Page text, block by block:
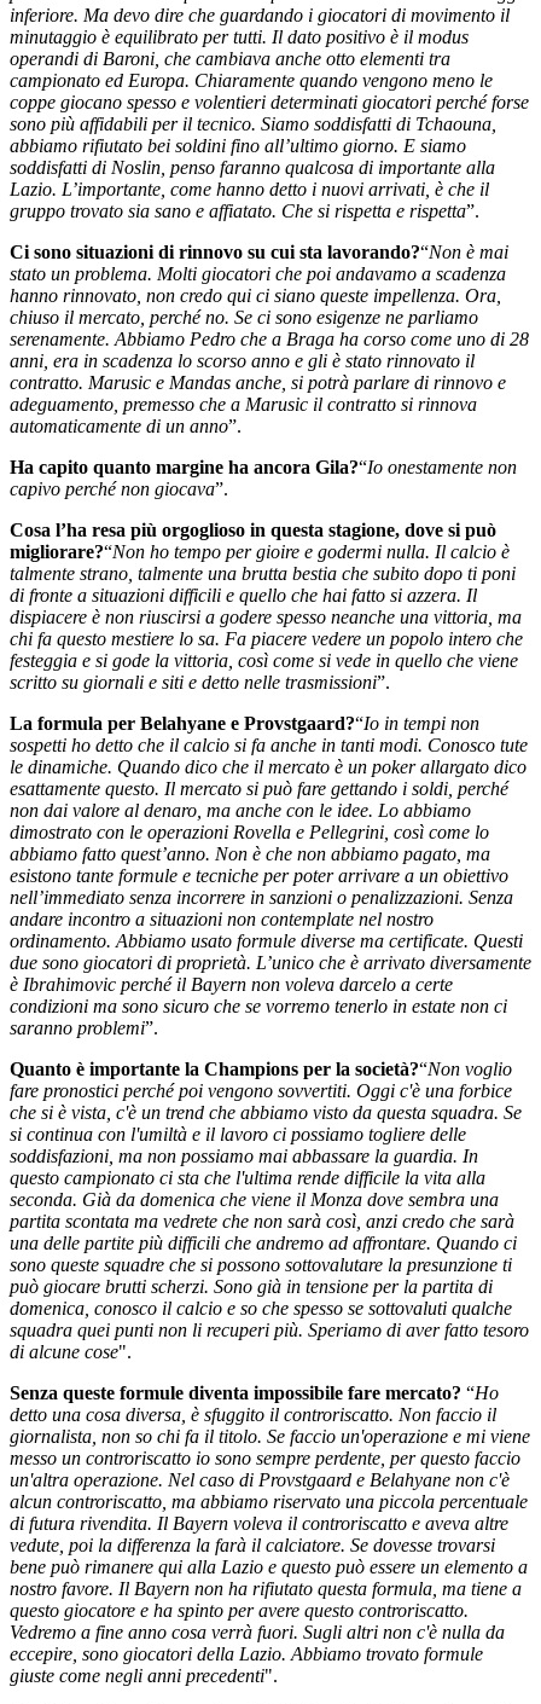
inferiore. Ma devo dire che guardando i giocatori di movimento il
minutaggio è equilibrato per tutti. Il dato positivo è il modus
operandi di Baroni, che cambiava anche otto elementi tra
campionato ed Europa. Chiaramente quando vengono meno le
coppe giocano spesso e volentieri determinati giocatori perché forse
sono più affidabili per il tecnico. Siamo soddisfatti di Tchaouna,
abbiamo rifiutato bei soldini fino all’ultimo giorno. E siamo
soddisfatti di Noslin, penso faranno qualcosa di importante alla
Lazio. L’importante, come hanno detto i nuovi arrivati, è che il
gruppo trovato sia sano e affiatato. Che si rispetta e rispetta”.
Ci sono situazioni di rinnovo su cui sta lavorando?“Non è mai
stato un problema. Molti giocatori che poi andavamo a scadenza
hanno rinnovato, non credo qui ci siano queste impellenza. Ora,
chiuso il mercato, perché no. Se ci sono esigenze ne parliamo
serenamente. Abbiamo Pedro che a Braga ha corso come uno di 28
anni, era in scadenza lo scorso anno e gli è stato rinnovato il
contratto. Marusic e Mandas anche, si potrà parlare di rinnovo e
adeguamento, premesso che a Marusic il contratto si rinnova
automaticamente di un anno”.
Ha capito quanto margine ha ancora Gila?“Io onestamente non
capivo perché non giocava”.
Cosa l’ha resa più orgoglioso in questa stagione, dove si può
migliorare?“Non ho tempo per gioire e godermi nulla. Il calcio è
talmente strano, talmente una brutta bestia che subito dopo ti poni
di fronte a situazioni difficili e quello che hai fatto si azzera. Il
dispiacere è non riuscirsi a godere spesso neanche una vittoria, ma
chi fa questo mestiere lo sa. Fa piacere vedere un popolo intero che
festeggia e si gode la vittoria, così come si vede in quello che viene
scritto su giornali e siti e detto nelle trasmissioni”.
La formula per Belahyane e Provstgaard?“Io in tempi non
sospetti ho detto che il calcio si fa anche in tanti modi. Conosco tute
le dinamiche. Quando dico che il mercato è un poker allargato dico
esattamente questo. Il mercato si può fare gettando i soldi, perché
non dai valore al denaro, ma anche con le idee. Lo abbiamo
dimostrato con le operazioni Rovella e Pellegrini, così come lo
abbiamo fatto quest’anno. Non è che non abbiamo pagato, ma
esistono tante formule e tecniche per poter arrivare a un obiettivo
nell’immediato senza incorrere in sanzioni o penalizzazioni. Senza
andare incontro a situazioni non contemplate nel nostro
ordinamento. Abbiamo usato formule diverse ma certificate. Questi
due sono giocatori di proprietà. L’unico che è arrivato diversamente
è Ibrahimovic perché il Bayern non voleva darcelo a certe
condizioni ma sono sicuro che se vorremo tenerlo in estate non ci
saranno problemi”.
Quanto è importante la Champions per la società?“Non voglio
fare pronostici perché poi vengono sovvertiti. Oggi c'è una forbice
che si è vista, c'è un trend che abbiamo visto da questa squadra. Se
si continua con l'umiltà e il lavoro ci possiamo togliere delle
soddisfazioni, ma non possiamo mai abbassare la guardia. In
questo campionato ci sta che l'ultima rende difficile la vita alla
seconda. Già da domenica che viene il Monza dove sembra una
partita scontata ma vedrete che non sarà così, anzi credo che sarà
una delle partite più difficili che andremo ad affrontare. Quando ci
sono queste squadre che si possono sottovalutare la presunzione ti
può giocare brutti scherzi. Sono già in tensione per la partita di
domenica, conosco il calcio e so che spesso se sottovaluti qualche
squadra quei punti non li recuperi più. Speriamo di aver fatto tesoro
di alcune cose".
Senza queste formule diventa impossibile fare mercato? “Ho
detto una cosa diversa, è sfuggito il controriscatto. Non faccio il
giornalista, non so chi fa il titolo. Se faccio un'operazione e mi viene
messo un controriscatto io sono sempre perdente, per questo faccio
un'altra operazione. Nel caso di Provstgaard e Belahyane non c'è
alcun controriscatto, ma abbiamo riservato una piccola percentuale
di futura rivendita. Il Bayern voleva il controriscatto e aveva altre
vedute, poi la differenza la farà il calciatore. Se dovesse trovarsi
bene può rimanere qui alla Lazio e questo può essere un elemento a
nostro favore. Il Bayern non ha rifiutato questa formula, ma tiene a
questo giocatore e ha spinto per avere questo controriscatto.
Vedremo a fine anno cosa verrà fuori. Sugli altri non c'è nulla da
eccepire, sono giocatori della Lazio. Abbiamo trovato formule
giuste come negli anni precedenti".